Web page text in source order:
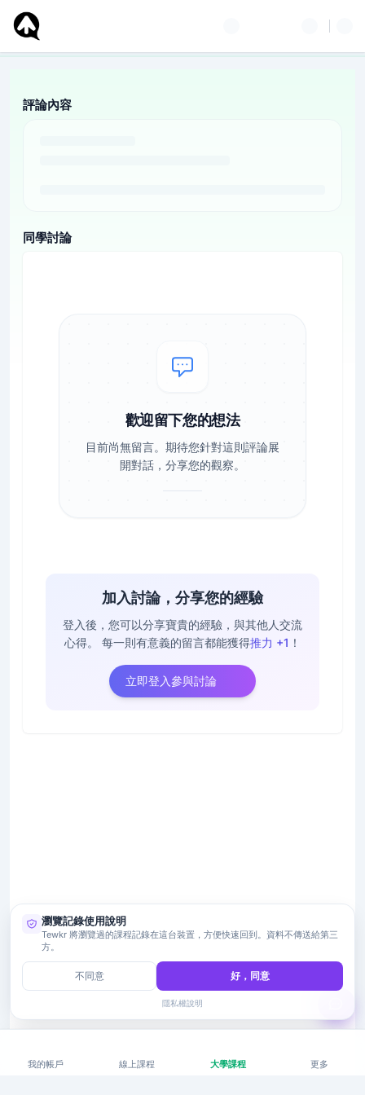
評論內容
同學討論
歡迎留下您的想法
目前尚無留言。期待您針對這則評論展
開對話，分享您的觀察。
加入討論，分享您的經驗
登入後，您可以分享寶貴的經驗，與其他人交流
心得。
每一則有意義的留言都能獲得推力 +1 ！
立即登入參與討論
我的帳戶 線上課程 大學課程 更多
瀏覽記錄使用說明
Tewkr 將瀏覽過的課程記錄在這台裝置，方便快速回到。資料不傳送給第三
方。
不同意 好，同意
隱私權說明